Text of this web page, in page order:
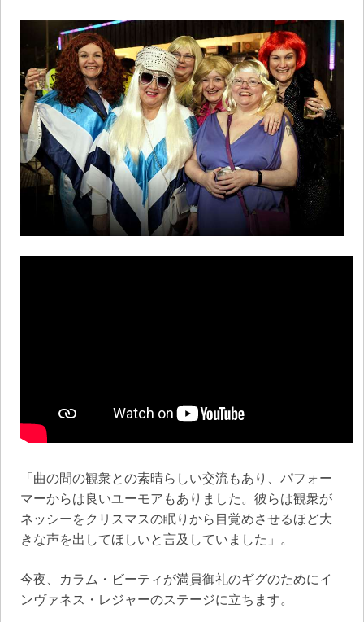
「曲の間の観衆との素晴らしい交流もあり、パフォー
マーからは良いユーモアもありました。彼らは観衆が
ネッシーをクリスマスの眠りから目覚めさせるほど大
きな声を出してほしいと言及していました」。
今夜、カラム・ビーティが満員御礼のギグのためにイ
ンヴァネス・レジャーのステージに立ちます。